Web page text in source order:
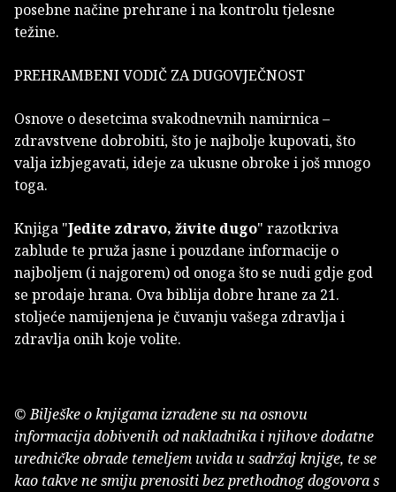
posebne načine prehrane i na kontrolu tjelesne
težine.
PREHRAMBENI VODIČ ZA DUGOVJEČNOST
Osnove o desetcima svakodnevnih namirnica –
zdravstvene dobrobiti, što je najbolje kupovati, što
valja izbjegavati, ideje za ukusne obroke i još mnogo
toga.
Knjiga "Jedite zdravo, živite dugo" razotkriva
zablude te pruža jasne i pouzdane informacije o
najboljem (i najgorem) od onoga što se nudi gdje god
se prodaje hrana. Ova biblija dobre hrane za 21.
stoljeće namijenjena je čuvanju vašega zdravlja i
zdravlja onih koje volite.
© Bilješke o knjigama izrađene su na osnovu
informacija dobivenih od nakladnika i njihove dodatne
uredničke obrade temeljem uvida u sadržaj knjige, te se
kao takve ne smiju prenositi bez prethodnog dogovora s